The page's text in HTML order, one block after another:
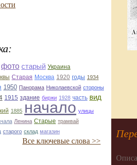
фото старый Украина
Старая Москва 1920 годы 1934
1950 Панорама Николаевской стороны
1915 здание биржи 1928 часть вид
1885 начало улицы
Ленина Старые трамвай
старого склад магазин
Все ключевые слова >>